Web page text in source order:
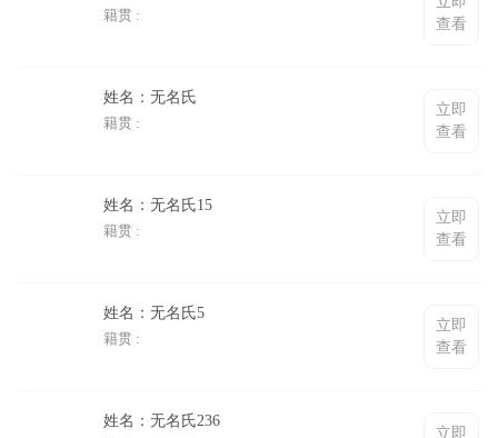
籍贯 :
查看
姓名：无名氏
籍贯 :
立即
查看
姓名：无名氏15
籍贯 :
立即
查看
姓名：无名氏5
籍贯 :
立即
查看
姓名：无名氏236
立即